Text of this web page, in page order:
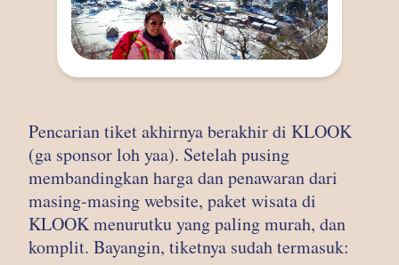
Pencarian tiket akhirnya berakhir di KLOOK
(ga sponsor loh yaa). Setelah pusing
membandingkan harga dan penawaran dari
masing-masing website, paket wisata di
KLOOK menurutku yang paling murah, dan
komplit. Bayangin, tiketnya sudah termasuk: